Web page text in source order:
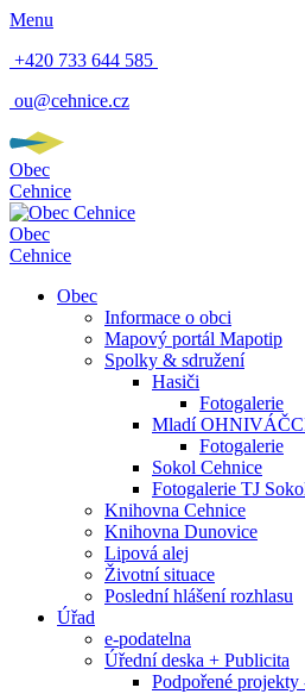
Menu
+420 733 644 585
ou@cehnice.cz
Obec
Cehnice
Obec
Cehnice
Obec
Informace o obci
Mapový portál Mapotip
Spolky & sdružení
Hasiči
Fotogalerie
Mladí
Fotogalerie
Sokol Cehnice
Fotogalerie TJ
Knihovna Cehnice
Knihovna Dunovice
Lipová alej
Životní situace
Poslední hlášení rozhlasu
Úřad
e-podatelna
Úřední deska + Publicita
Podpořené projekty